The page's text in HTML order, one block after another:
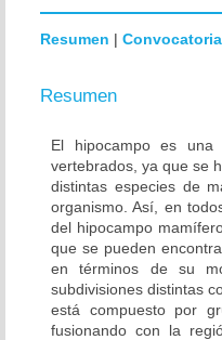
Resumen | Convocatoria
Resumen
El hipocampo es una
vertebrados, ya que se
distintas especies de
organismo. Así, en
del hipocampo
que se pueden
en términos de su
subdivisiones distintas
está compuesto por
fusionando con la